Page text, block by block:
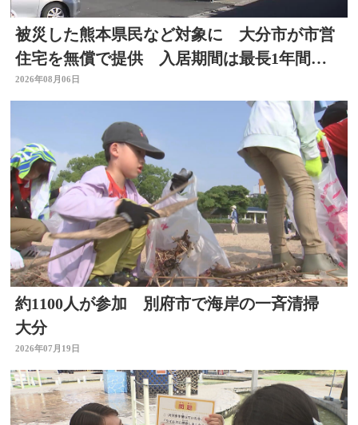
被災した熊本県民など対象に 大分市が市営
住宅を無償で提供 入居期間は最長1年間
【令和8年熊本地震】
2026年08月06日
約1100人が参加 別府市で海岸の一斉清掃
大分
2026年07月19日